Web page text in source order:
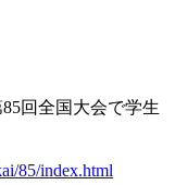
回全国大会で学生
85/index.html